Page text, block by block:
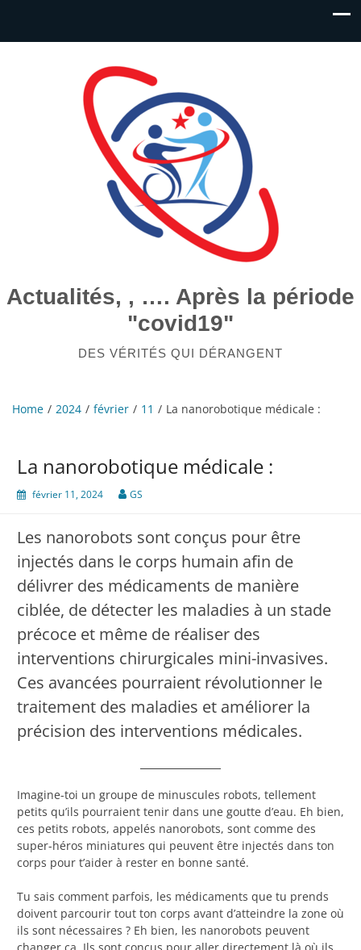
Actualités, , …. Après la période
"covid19"
DES VÉRITÉS QUI DÉRANGENT
Home 2024 février 11 La nanorobotique médicale :
La nanorobotique médicale :
février 11, 2024 GS
Les nanorobots sont conçus pour être
injectés dans le corps humain afin de
délivrer des médicaments de manière
ciblée, de détecter les maladies à un stade
précoce et même de réaliser des
interventions chirurgicales mini-invasives.
Ces avancées pourraient révolutionner le
traitement des maladies et améliorer la
précision des interventions médicales.
Imagine-toi un groupe de minuscules robots, tellement
petits qu’ils pourraient tenir dans une goutte d’eau. Eh bien,
ces petits robots, appelés nanorobots, sont comme des
super-héros miniatures qui peuvent être injectés dans ton
corps pour t’aider à rester en bonne santé.
Tu sais comment parfois, les médicaments que tu prends
doivent parcourir tout ton corps avant d’atteindre la zone où
ils sont nécessaires ? Eh bien, les nanorobots peuvent